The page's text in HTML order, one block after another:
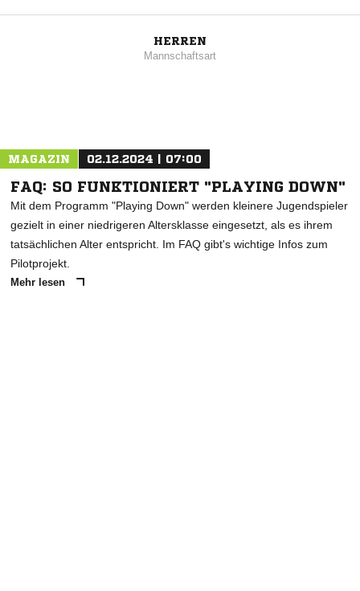
HERREN
Mannschaftsart
MAGAZIN 02.12.2024 | 07:00
FAQ: SO FUNKTIONIERT "PLAYING DOWN"
Mit dem Programm "Playing Down" werden kleinere Jugendspieler
gezielt in einer niedrigeren Altersklasse eingesetzt, als es ihrem
tatsächlichen Alter entspricht. Im FAQ gibt's wichtige Infos zum
Pilotprojekt.
Mehr lesen